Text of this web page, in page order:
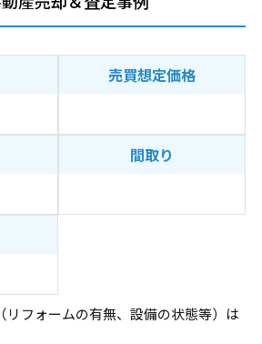
売買想定価格
間取り
フォームの有無、設備の状態等）は